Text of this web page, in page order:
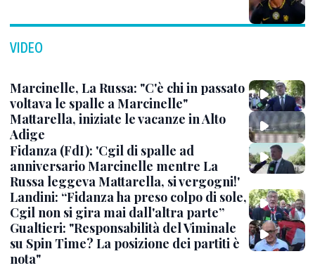
VIDEO
Marcinelle, La Russa: "C'è chi in passato
voltava le spalle a Marcinelle"
Mattarella, iniziate le vacanze in Alto
Adige
Fidanza (FdI): 'Cgil di spalle ad
anniversario Marcinelle mentre La
Russa leggeva Mattarella, si vergogni!'
Landini: “Fidanza ha preso colpo di sole,
Cgil non si gira mai dall'altra parte”
Gualtieri: "Responsabilità del Viminale
su Spin Time? La posizione dei partiti è
nota"